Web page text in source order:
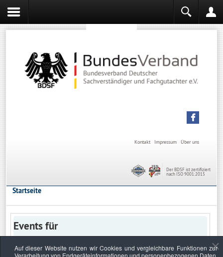
Über uns
Impressum
Kontakt
Der BDSF ist zertifiziert
nach ISO 9001:2015
Startseite
Events für
Auf dieser Website nutzen wir Cookies und vergleichbare Funktionen zur
Verarbeitung von Endgeräteinformationen und personenbezogenen Daten.